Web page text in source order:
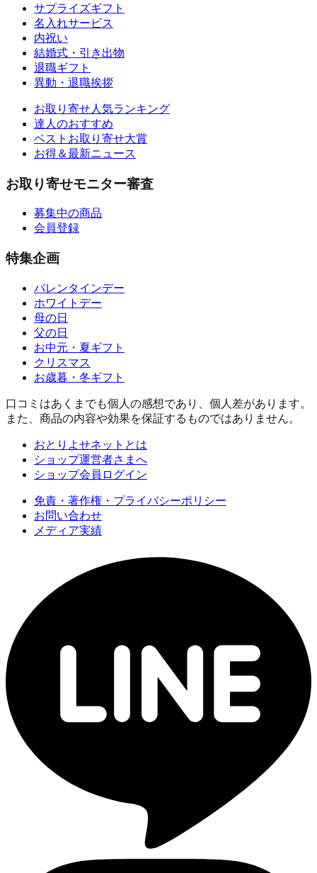
サプライズギフト
名入れサービス
内祝い
結婚式・引き出物
退職ギフト
異動・退職挨拶
お取り寄せ人気ランキング
達人のおすすめ
ベストお取り寄せ大賞
お得＆最新ニュース
お取り寄せモニター審査
募集中の商品
会員登録
特集企画
バレンタインデー
ホワイトデー
母の日
父の日
お中元・夏ギフト
クリスマス
お歳暮・冬ギフト
口コミはあくまでも個人の感想であり、個人差があります。
また、商品の内容や効果を保証するものではありません。
おとりよせネットとは
ショップ運営者さまへ
ショップ会員ログイン
免責・著作権・プライバシーポリシー
お問い合わせ
メディア実績